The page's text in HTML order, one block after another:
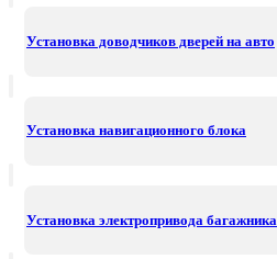
Установка доводчиков дверей на авто
Установка навигационного блока
Установка электропривода багажника